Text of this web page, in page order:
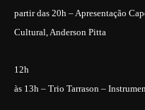
partir das 20h – Apresentação
Cultural, Anderson Pitta
12h
às 13h – Trio Tarrason –